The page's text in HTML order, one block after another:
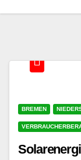
BREMEN